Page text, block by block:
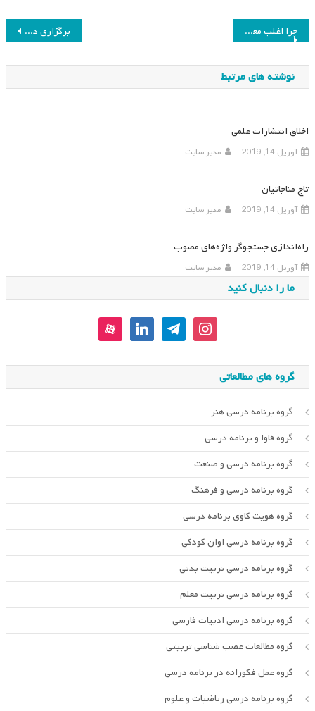
راهبری
نوشته
برگزاری دوره تربیت مدرسان فارسی دوم و ششم چرا اغلب معلمان به استفاده از فاوا در کلاس درس راغب نیستند؟
نوشته های مرتبط
اخلاق انتشارات علمی
آوریل 14, 2019 مدیر سایت
تاج مناجاتیان
آوریل 14, 2019 مدیر سایت
راه‌اندازی جستجوگر واژه‌های مصوب
آوریل 14, 2019 مدیر سایت
ما را دنبال کنید
instagram
telegram
linkedin
aparat
گروه های مطالعاتی
گروه برنامه درسی هنر
گروه فاوا و برنامه درسی
گروه برنامه درسی و صنعت
گروه برنامه درسی و فرهنگ
گروه هویت کاوی برنامه درسی
گروه برنامه درسی اوان کودکی
گروه برنامه درسی تربیت بدنی
گروه برنامه درسی تربیت معلم
گروه برنامه درسی ادبیات فارسی
گروه مطالعات عصب شناسی تربیتی
گروه عمل فکورانه در برنامه درسی
گروه برنامه درسی ریاضیات و علوم